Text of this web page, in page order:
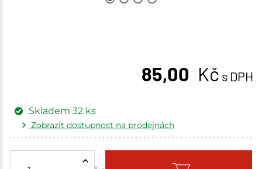
85,00 Kč s DPH
Skladem 32 ks
Zobrazit dostupnost na prodejnách